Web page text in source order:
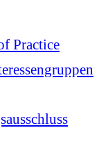
Practice